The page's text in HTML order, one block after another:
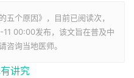
五个原因》，目前已阅读次，
00:00发布，该文旨在普及中
咨询当地医师。
讲究